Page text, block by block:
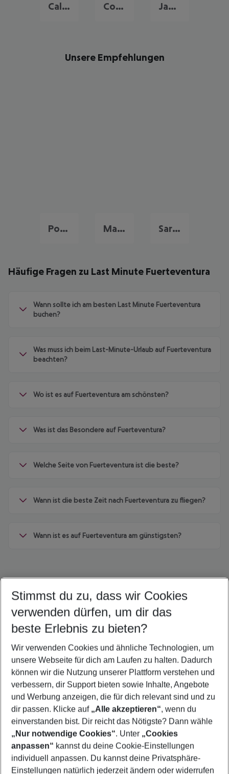
Caleta de Fuste Costa Calma Jandia
Unsere Empfehlungen
Portugal Urlaub Malta Last Minute Sardinien Last Minute
Häufige Fragen zu Last Minute Fuerteventura
Wann sollte ich am besten Last Minute Fuerteventura
buchen?
Was muss ich beim Last-Minute-Urlaub auf Fuerteventura
beachten?
Wo ist es auf Fuerteventura am schönsten?
Was ist das Besondere auf Fuerteventura?
Welche Seite von Fuerteventura ist die beste?
Wann ist die beste Zeit nach Fuerteventura zu fliegen?
Wann ist es auf Fuerteventura am günstigsten?
Quicklinks
Flug & Hotel Corralejo
Pauschalreisen Corralejo
Familienurlaub Corralejo
Frübucher Angebote Corralejo für 2026
Urlaub Corralejo
Footer
Footer navigation
Über uns
Stimmst du zu, dass wir Cookies
verwenden dürfen, um dir das
beste Erlebnis zu bieten?
Wir verwenden Cookies und ähnliche Technologien, um
unsere Webseite für dich am Laufen zu halten. Dadurch
können wir die Nutzung unserer Plattform verstehen und
verbessern, dir Support bieten sowie Inhalte, Angebote
und Werbung anzeigen, die für dich relevant sind und zu
dir passen. Klicke auf „Alle akzeptieren“, wenn du
einverstanden bist. Dir reicht das Nötigste? Dann wähle
„Nur notwendige Cookies“. Unter „Cookies
anpassen“ kannst du deine Cookie-Einstellungen
individuell anpassen. Du kannst deine Privatsphäre-
Einstellungen natürlich jederzeit ändern oder widerrufen